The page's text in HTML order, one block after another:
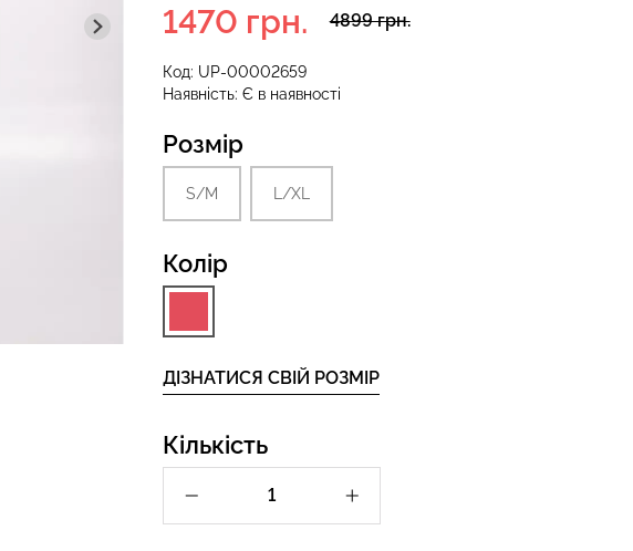
Код: UP-00002659
Наявність: Є в наявності
4899 грн.
1470 грн.
Розмір
S/M L/XL
Колір
ДІЗНАТИСЯ СВІЙ РОЗМІР
Кількість
Велосипедки з високою
BRIEFS (чорний) Giulia